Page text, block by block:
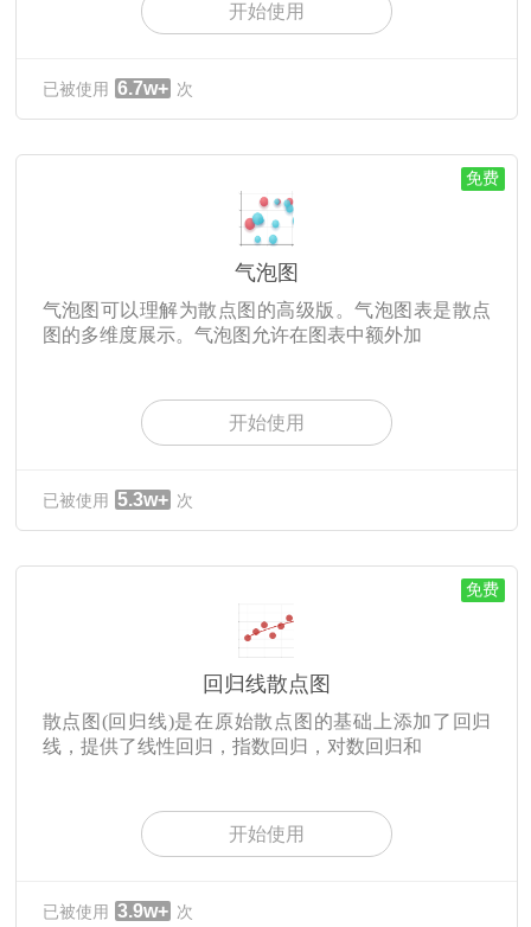
开始使用
已被使用 6.7w+ 次
免费
气泡图
气泡图可以理解为散点图的高级版。气泡图表是散点
图的多维度展示。气泡图允许在图表中额外加
开始使用
已被使用 5.3w+ 次
免费
回归线散点图
散点图(回归线)是在原始散点图的基础上添加了回归
线，提供了线性回归，指数回归，对数回归和
开始使用
已被使用 3.9w+ 次